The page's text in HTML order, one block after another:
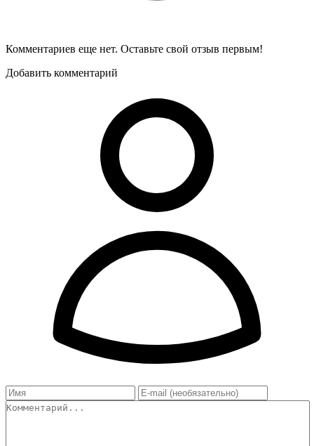
Комментариев еще нет. Оставьте свой отзыв первым!
Добавить комментарий